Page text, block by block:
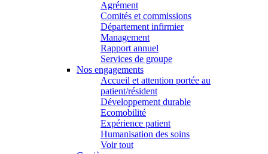
Agrément
Comités et commissions
Département infirmier
Management
Rapport annuel
Services de groupe
Nos engagements
Accueil et attention portée au
patient/résident
Développement durable
Ecomobilité
Expérience patient
Humanisation des soins
Voir tout